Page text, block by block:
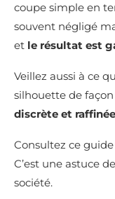
coupe simple en
souvent négligé
et le résultat est
Veillez aussi à ce
silhouette de
discrète et raffinée
Consultez ce
C’est une astuce
société.